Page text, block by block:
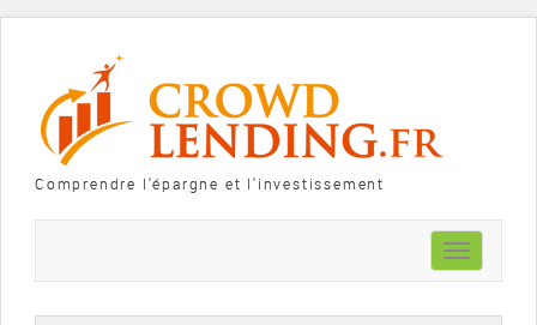
Comprendre l'épargne et l'investissement
Toggle
navigation